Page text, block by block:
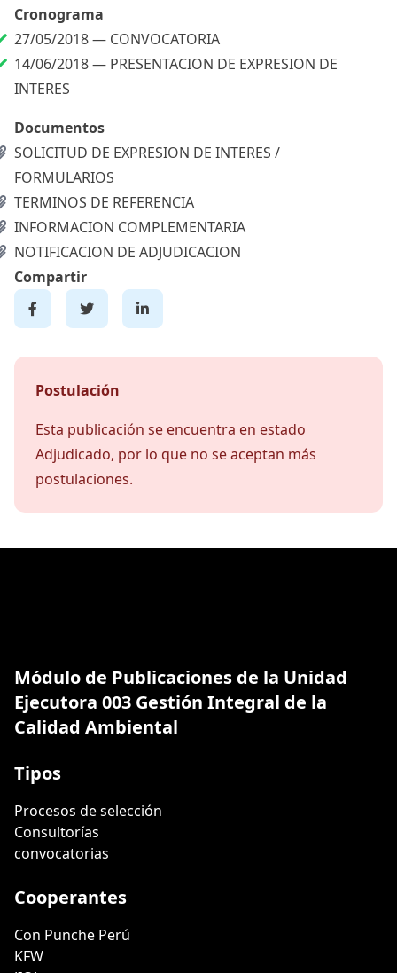
Cronograma
27/05/2018 — CONVOCATORIA
14/06/2018 — PRESENTACION DE EXPRESION DE
INTERES
Documentos
SOLICITUD DE EXPRESION DE INTERES /
FORMULARIOS
TERMINOS DE REFERENCIA
INFORMACION COMPLEMENTARIA
NOTIFICACION DE ADJUDICACION
Compartir
Postulación
Esta publicación se encuentra en estado
Adjudicado, por lo que no se aceptan más
postulaciones.
Módulo de Publicaciones de la Unidad
Ejecutora 003 Gestión Integral de la
Calidad Ambiental
Tipos
Procesos de selección
Consultorías
convocatorias
Cooperantes
Con Punche Perú
KFW